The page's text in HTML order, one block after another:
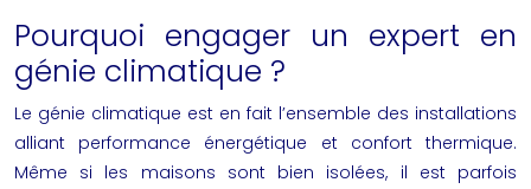
Pourquoi engager un expert en
génie climatique ?
Le génie climatique est en fait l’ensemble des installations
alliant performance énergétique et confort thermique.
Même si les maisons sont bien isolées, il est parfois